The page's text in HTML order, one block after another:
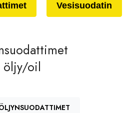
Vesisuodatin
öljy/oil